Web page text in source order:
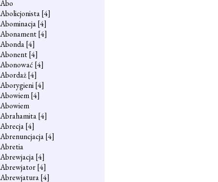
Abo
Abolicjonista[4]
Abominacja[4]
Abonament[4]
Abonda[4]
Abonent[4]
Abonować [4]
Abordaż[4]
Aborygieni[4]
Abowiem[4]
Abowiem
Abrahamita[4]
Abrecja[4]
Abrenuncjacja[4]
Abretia
Abrewjacja[4]
Abrewjator[4]
Abrewjatura[4]